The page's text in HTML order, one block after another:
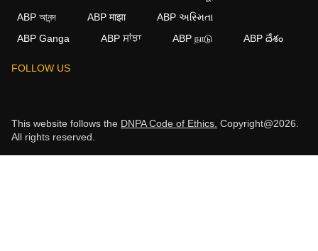
ABP আনন্দ
ABP माझा
ABP અસ્મિતા
ABP Ganga
ABP ਸਾਂਝਾ ABP நாடு ABP దేశం
FOLLOW US
This website follows the DNPA Code of Ethics. Copyright@2026.
All rights reserved.